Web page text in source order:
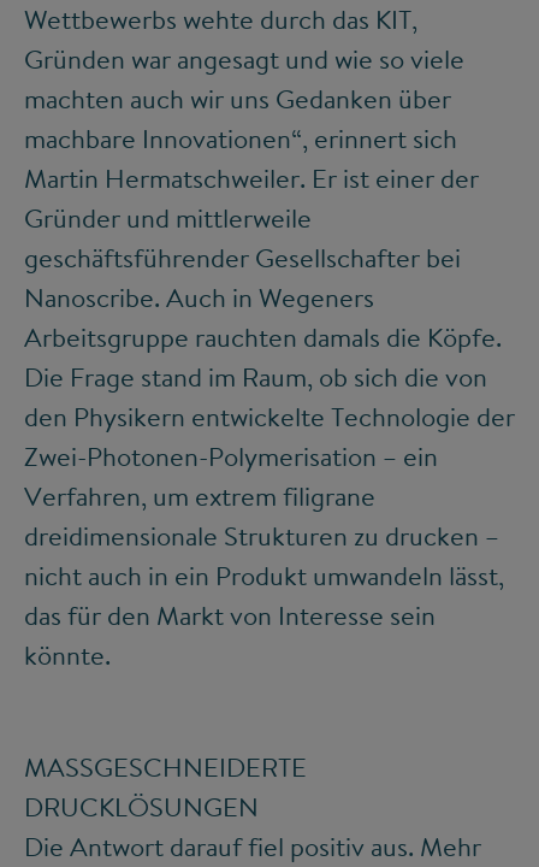
Wettbewerbs wehte durch das KIT,
Gründen war angesagt und wie so viele
machten auch wir uns Gedanken über
machbare Innovationen“, erinnert sich
Martin Hermatschweiler. Er ist einer der
Gründer und mittlerweile
geschäftsführender Gesellschafter bei
Nanoscribe. Auch in Wegeners
Arbeitsgruppe rauchten damals die Köpfe.
Die Frage stand im Raum, ob sich die von
den Physikern entwickelte Technologie der
Zwei-Photonen-Polymerisation – ein
Verfahren, um extrem filigrane
dreidimensionale Strukturen zu drucken –
nicht auch in ein Produkt umwandeln lässt,
das für den Markt von Interesse sein
könnte.
MASSGESCHNEIDERTE
DRUCKLÖSUNGEN
Die Antwort darauf fiel positiv aus. Mehr